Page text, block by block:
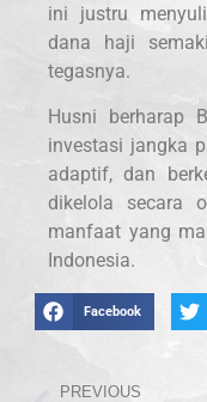
ini justru
dana haji
tegasnya.
Husni berharap
investasi jangka
adaptif, dan
dikelola secara
manfaat yang
Indonesia.
Facebook
PREVIOUS